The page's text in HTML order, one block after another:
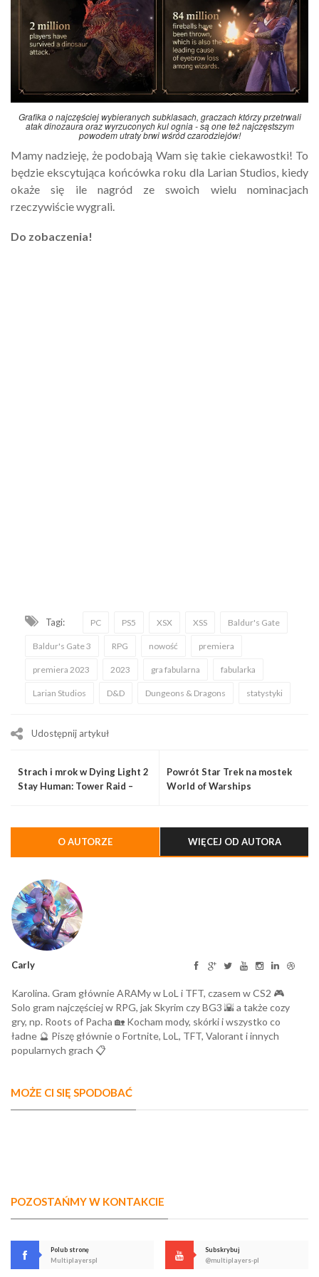
Grafika o najczęściej wybieranych subklasach, graczach którzy przetrwali
atak dinozaura oraz wyrzuconych kul ognia - są one też najczęstszym
powodem utraty brwi wśród czarodziejów!
Mamy nadzieję, że podobają Wam się takie ciekawostki! To
będzie ekscytująca końcówka roku dla Larian Studios, kiedy
okaże się ile nagród ze swoich wielu nominacjach
rzeczywiście wygrali.
Do zobaczenia!
Tagi: PC PS5 XSX XSS Baldur's Gate
Baldur's Gate 3 RPG nowość premiera
premiera 2023 2023 gra fabularna fabularka
Larian Studios D&D Dungeons & Dragons statystyki
Udostępnij artykuł
Strach i mrok w Dying Light 2
Stay Human: Tower Raid –
Powrót Star Trek na mostek
World of Warships
O AUTORZE WIĘCEJ OD AUTORA
Carly
Karolina. Gram głównie ARAMy w LoL i TFT, czasem w CS2 🎮
Solo gram najczęściej w RPG, jak Skyrim czy BG3 🌇 a także cozy
gry, np. Roots of Pacha 🏡 Kocham mody, skórki i wszystko co
ładne 🔮 Piszę głównie o Fortnite, LoL, TFT, Valorant i innych
popularnych grach 📋
MOŻE CI SIĘ SPODOBAĆ
POZOSTAŃMY W KONTAKCIE
Polub stronę
Multiplayerspl
Subskrybuj
@multiplayers-pl